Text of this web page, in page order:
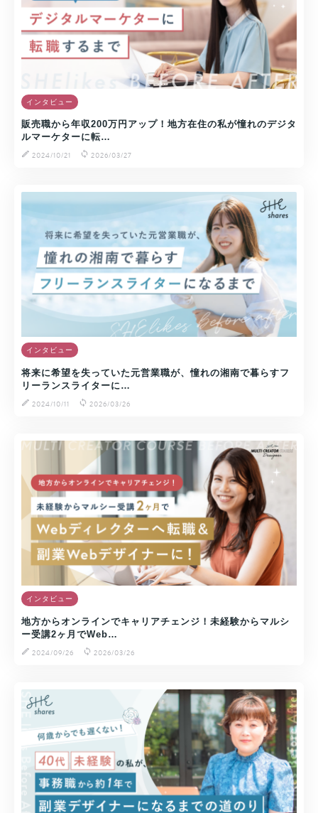
インタビュー
販売職から年収200万円アップ！地方在住の私が憧れのデジタ
ルマーケターに転…
2024/10/21
2026/03/27
インタビュー
将来に希望を失っていた元営業職が、憧れの湘南で暮らすフ
リーランスライターに…
2024/10/11
2026/03/26
インタビュー
地方からオンラインでキャリアチェンジ！未経験からマルシ
ー受講2ヶ月でWeb…
2024/09/26
2026/03/26